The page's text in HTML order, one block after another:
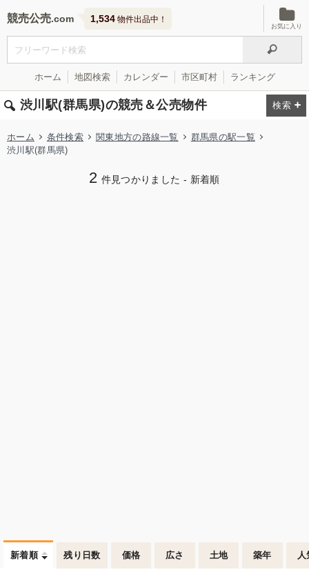
競売公売 1,534 物件出品中！
お気に入り
ホーム 地図検索 カレンダー 市区町村 ランキング
渋川駅(群馬県)の競売＆公売物件
ホーム 条件検索 関東地方の路線一覧
群馬県の駅一覧
渋川駅(群馬県)
2 件見つかりました - 新着順
新着順 残り日数 価格 広さ 土地 築年 人